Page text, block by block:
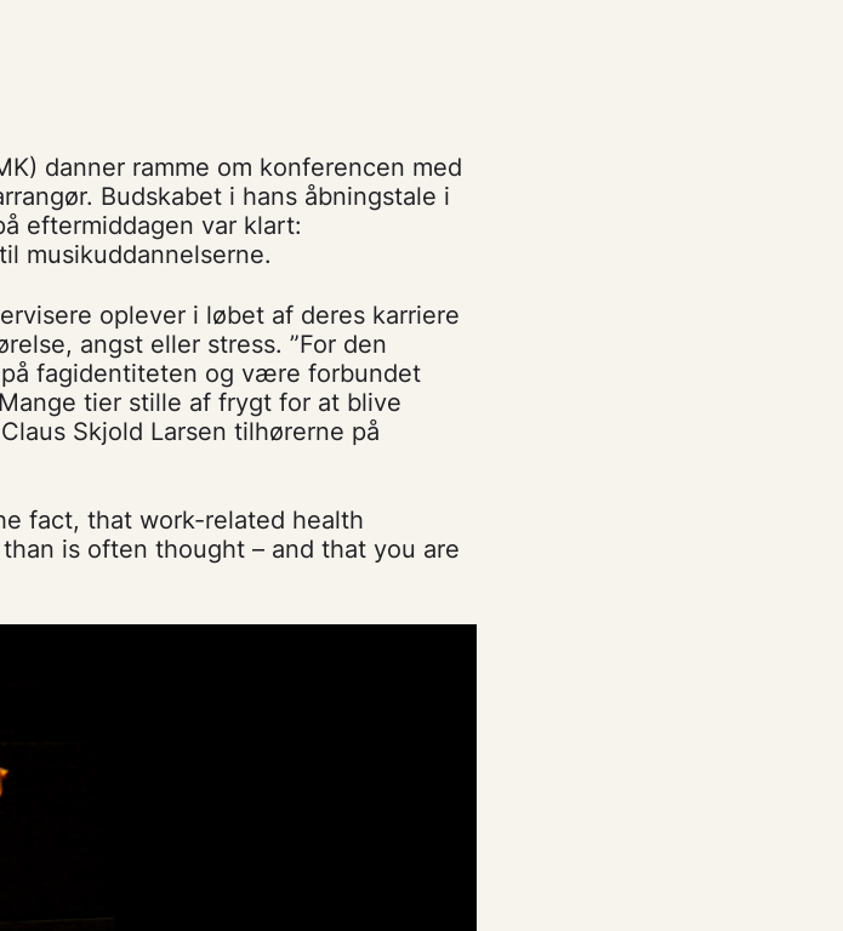
danner ramme om konferencen med
Budskabet i hans åbningstale i
eftermiddagen var klart:
musikuddannelserne.
oplever i løbet af deres karriere
angst eller stress. ”For den
fagidentiteten og være forbundet
tier stille af frygt for at blive
Skjold Larsen tilhørerne på
fact, that work-related health
is often thought – and that you are